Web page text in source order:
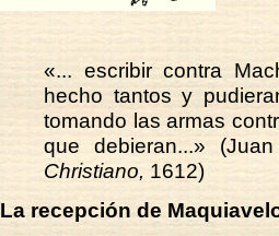
«... escribir contra
hecho tantos y
tomando las armas
que debieran...»
Christiano, 1612)
La recepción de